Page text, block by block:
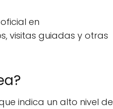
en
visitas guiadas y otras
indica un alto nivel de